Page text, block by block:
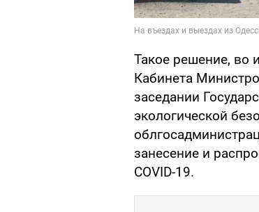
Такое решение, во
Кабинета
заседании
экологической
занесение и
COVID-19.